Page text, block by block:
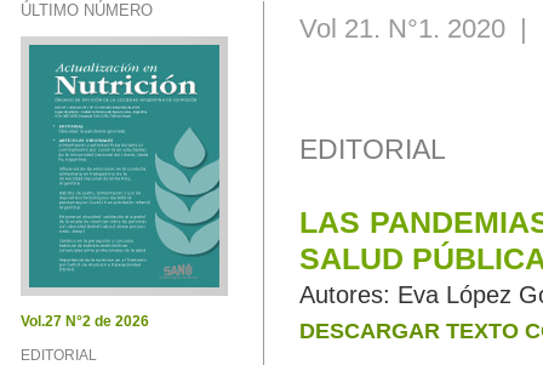
ÚLTIMO NÚMERO
Vol.27 N°2 de 2026
EDITORIAL
Vol 21. N°1. 2020 |
EDITORIAL
LAS
SALUD
Autores: Eva López
DESCARGAR TEXTO